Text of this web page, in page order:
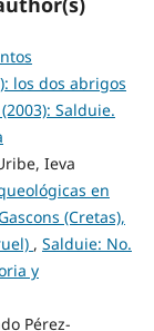
los dos abrigos
Salduie.
Ieva
en
(Cretas),
, Salduie: No.
y
Pérez-